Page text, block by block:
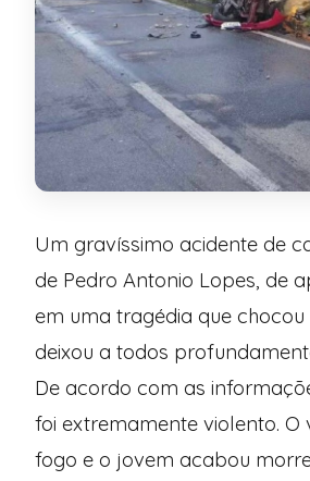
Um gravíssimo acidente de
de Pedro Antonio Lopes, de
em uma tragédia que
deixou a todos
De acordo com as
foi extremamente violento. O
fogo e o jovem acabou